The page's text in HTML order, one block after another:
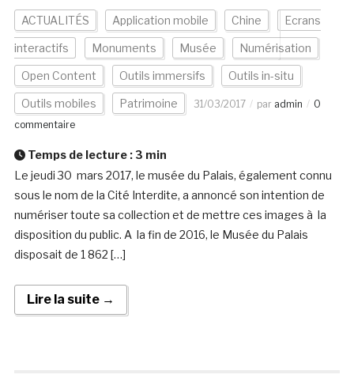
ACTUALITÉS Application mobile Chine Ecrans
interactifs Monuments Musée Numérisation
Open Content Outils immersifs Outils in-situ
Outils mobiles Patrimoine 31/03/2017 par admin
0
commentaire
Temps de lecture : 3 min
Le jeudi 30 mars 2017, le musée du Palais, également connu
sous le nom de la Cité Interdite, a annoncé son intention de
numériser toute sa collection et de mettre ces images à la
disposition du public. A la fin de 2016, le Musée du Palais
disposait de 1 862 […]
Lire la suite →